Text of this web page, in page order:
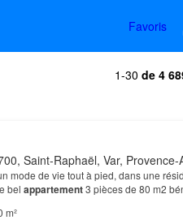
Favoris
1-30 de 4
Saint-Raphaël, Var, Provence-
mode de vie tout à pied, dans une
bel appartement3 pièces de 80 m2
accès direct à la
m²